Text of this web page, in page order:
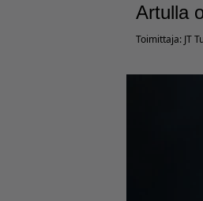
Artulla
Toimittaja: JT